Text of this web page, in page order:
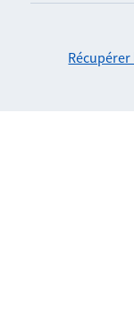
Récupérer